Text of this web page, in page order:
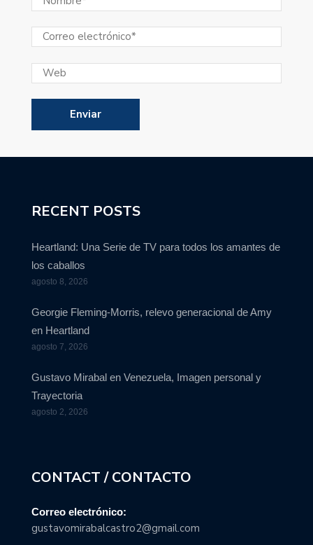
RECENT POSTS
Heartland: Una Serie de TV para todos los amantes de
los caballos
agosto 8, 2026
Georgie Fleming-Morris, relevo generacional de Amy
en Heartland
agosto 7, 2026
Gustavo Mirabal en Venezuela, Imagen personal y
Trayectoria
agosto 2, 2026
CONTACT / CONTACTO
Correo electrónico:
gustavomirabalcastro2@gmail.com